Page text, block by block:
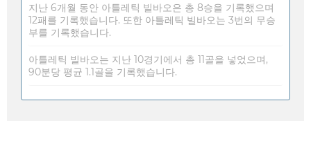
지난 6개월 동안 아틀레틱 빌바오은 총 8승을 기록했으며
12패를 기록했습니다. 또한 아틀레틱 빌바오는 3번의 무승
부를 기록했습니다.
아틀레틱 빌바오는 지난 10경기에서 총 11골을 넣었으며,
90분당 평균 1.1골을 기록했습니다.